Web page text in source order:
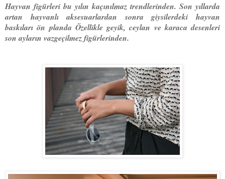
Hayvan figürleri bu yılın kaçınılmaz trendlerinden. Son yıllarda
artan hayvanlı aksesuarlardan sonra giysilerdeki hayvan
baskıları ön planda Özellikle geyik, ceylan ve karaca desenleri
son ayların vazgeçilmez figürlerinden.